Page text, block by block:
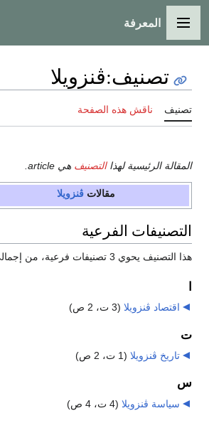
القائمة الرئيسية
المعرفة
تصنيف:ڤنزويلا
تصنيف ناقش هذه الصفحة
المقالة الرئيسية لهذاالتصنيف هي article.
مقالاتڤنزويلا
التصنيفات الفرعية
هذا التصنيف يحوي 3 تصنيفات فرعية، من إجمالي 3.
اقتصاد ڤنزويلا (3 ت، 2 ص)
ت
تاريخ ڤنزويلا (1 ت، 2 ص)
س
سياسة ڤنزويلا (4 ت، 4 ص)